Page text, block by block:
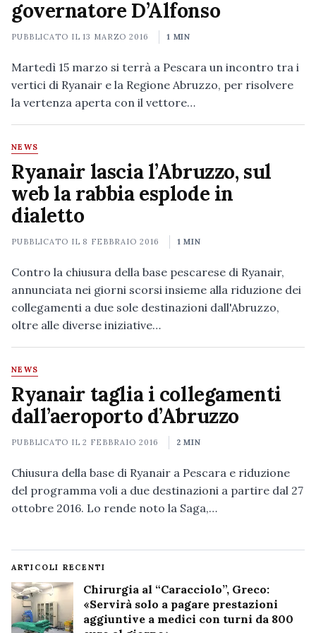
governatore D’Alfonso
PUBBLICATO IL13 MARZO 2016 1 MIN
Martedì 15 marzo si terrà a Pescara un incontro tra i
vertici di Ryanair e la Regione Abruzzo, per risolvere
la vertenza aperta con il vettore…
NEWS
Ryanair lascia l’Abruzzo, sul
web la rabbia esplode in
dialetto
PUBBLICATO IL 8 FEBBRAIO 2016 1 MIN
Contro la chiusura della base pescarese di Ryanair,
annunciata nei giorni scorsi insieme alla riduzione dei
collegamenti a due sole destinazioni dall'Abruzzo,
oltre alle diverse iniziative…
NEWS
Ryanair taglia i collegamenti
dall’aeroporto d’Abruzzo
PUBBLICATO IL2 FEBBRAIO 2016 2 MIN
Chiusura della base di Ryanair a Pescara e riduzione
del programma voli a due destinazioni a partire dal 27
ottobre 2016. Lo rende noto la Saga,…
ARTICOLI RECENTI
Chirurgia al “Caracciolo”, Greco:
«Servirà solo a pagare prestazioni
aggiuntive a medici con turni da 800